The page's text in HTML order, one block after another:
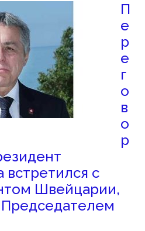
П
е
р
е
г
о
в
о
р
встретился с
Швейцарии,